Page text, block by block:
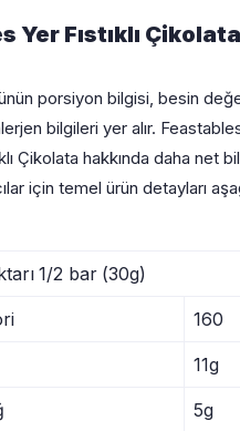
Yer Fıstıklı
porsiyon bilgisi, besin
bilgileri yer alır.
Çikolata hakkında daha net
için temel ürün detayları
1/2 bar (30g)
160
11g
5g